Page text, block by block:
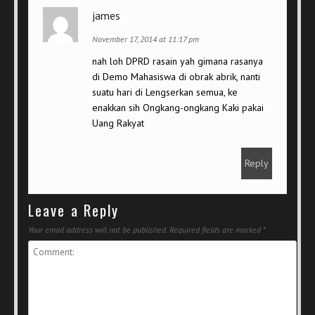
james
November 17, 2014 at 11:17 pm
nah loh DPRD rasain yah gimana rasanya
di Demo Mahasiswa di obrak abrik, nanti
suatu hari di Lengserkan semua, ke
enakkan sih Ongkang-ongkang Kaki pakai
Uang Rakyat
Reply
Leave a Reply
Your email address will not be published. Required fields are marked *